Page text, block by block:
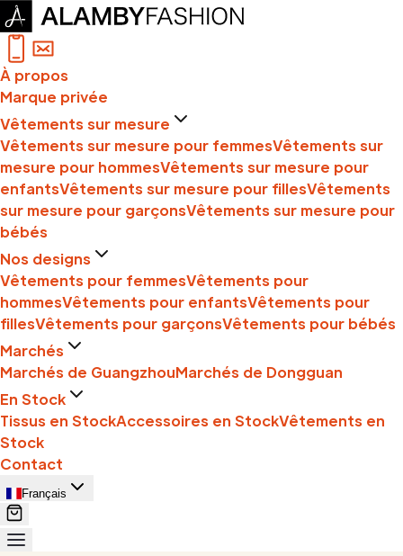
À propos
Marque privée
Vêtements sur mesure
Vêtements sur mesure pour femmesVêtements sur
mesure pour hommesVêtements sur mesure pour
enfantsVêtements sur mesure pour fillesVêtements
sur mesure pour garçonsVêtements sur mesure pour
bébés
Nos designs
Vêtements pour femmesVêtements pour
hommesVêtements pour enfantsVêtements pour
fillesVêtements pour garçonsVêtements pour bébés
Marchés
Marchés de GuangzhouMarchés de Dongguan
En Stock
Tissus en StockAccessoires en StockVêtements en
Stock
Contact
Français